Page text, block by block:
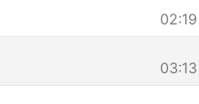
02:19
03:13